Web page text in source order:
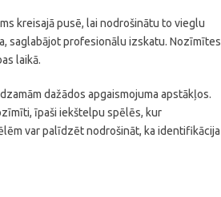
kreisajā pusē, lai nodrošinātu to vieglu
saglabājot profesionālu izskatu. Nozīmītes
laikā.
dažādos apgaismojuma apstākļos.
īpaši iekštelpu spēlēs, kur
var palīdzēt nodrošināt, ka identifikācija